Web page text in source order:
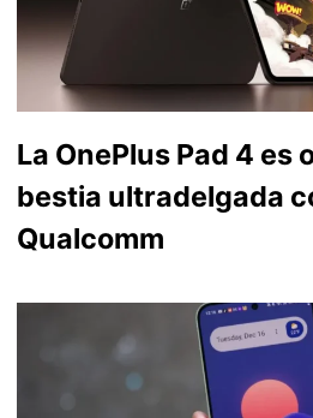
La OnePlus Pad 4 es
bestia ultradelgada
Qualcomm